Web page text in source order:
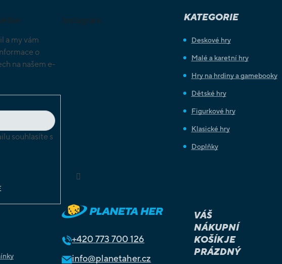
a my vám
o
na našem e-
souhlasíte s
Instagram KATEGORIE
Deskové hry
Malé a karetní hry
Hry na hrdiny a gamebooky
Dětské hry
Figurkové hry
Klasické hry
Doplňky
+420773 700 126
info@planetaher.cz
VÁŠ
NÁKUPNÍ
KOŠÍK JE
PRÁZDNÝ